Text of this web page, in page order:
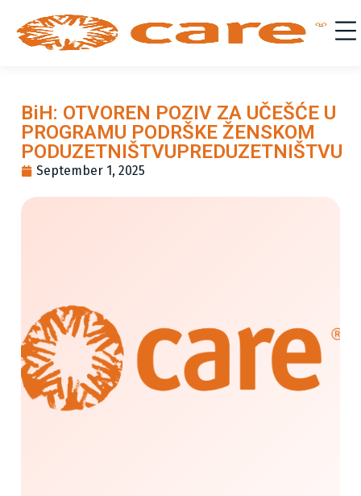
BiH: OTVOREN POZIV ZA UČEŠĆE U
PROGRAMU PODRŠKE ŽENSKOM
PODUZETNIŠTVUPREDUZETNIŠTVU
September 1, 2025